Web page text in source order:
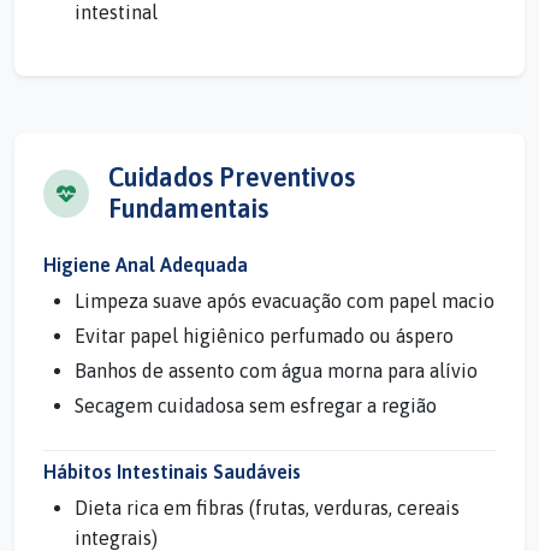
intestinal
Cuidados Preventivos
Fundamentais
Higiene Anal Adequada
Limpeza suave após evacuação com papel macio
Evitar papel higiênico perfumado ou áspero
Banhos de assento com água morna para alívio
Secagem cuidadosa sem esfregar a região
Hábitos Intestinais Saudáveis
Dieta rica em fibras (frutas, verduras, cereais
integrais)